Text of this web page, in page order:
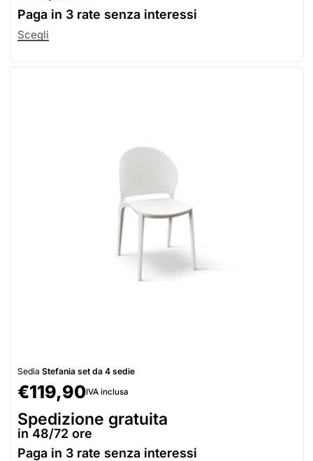
Paga in 3 rate senza interessi
Scegli
Sedia Stefania set da 4 sedie
€119,90IVA inclusa
Spedizione gratuita
in 48/72 ore
Paga in 3 rate senza interessi